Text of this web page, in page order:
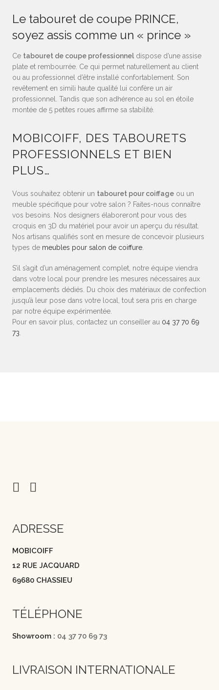
Le tabouret de coupe PRINCE,
soyez assis comme un « prince »
Ce tabouret de coupe professionnel dispose d’une assise
plate et rembourrée. Ce qui permet naturellement au client
ou au professionnel d’être installé confortablement. Son
revêtement en simili haute qualité lui confère un air
professionnel. Tandis que son adhérence au sol en étoile
montée de 5 petites roues affirme sa stabilité.
MOBICOIFF, DES TABOURETS
PROFESSIONNELS ET BIEN
PLUS…
Vous souhaitez obtenir un tabouret pour coiffage ou un
meuble spécifique pour votre salon ? Faites-nous connaître
vos besoins. Nos designers élaboreront pour vous des
croquis en 3D du matériel pour avoir un aperçu du résultat.
Nos artisans qualifiés sont en mesure de concevoir plusieurs
types de meubles pour salon de coiffure
S’il s’agit d’un aménagement complet, notre équipe viendra
dans votre local pour prendre les mesures nécessaires aux
emplacements dédiés. Du choix des matériaux de confection
jusqu’à leur pose dans votre local, tout sera pris en charge
par notre équipe expérimentée.
Pour en savoir plus, contactez un conseiller au 04 37 70 69
73
ADRESSE
MOBICOIFF
12 RUE JACQUARD
69680 CHASSIEU
TÉLÉPHONE
Showroom : 04 37 70 69 73
LIVRAISON INTERNATIONALE